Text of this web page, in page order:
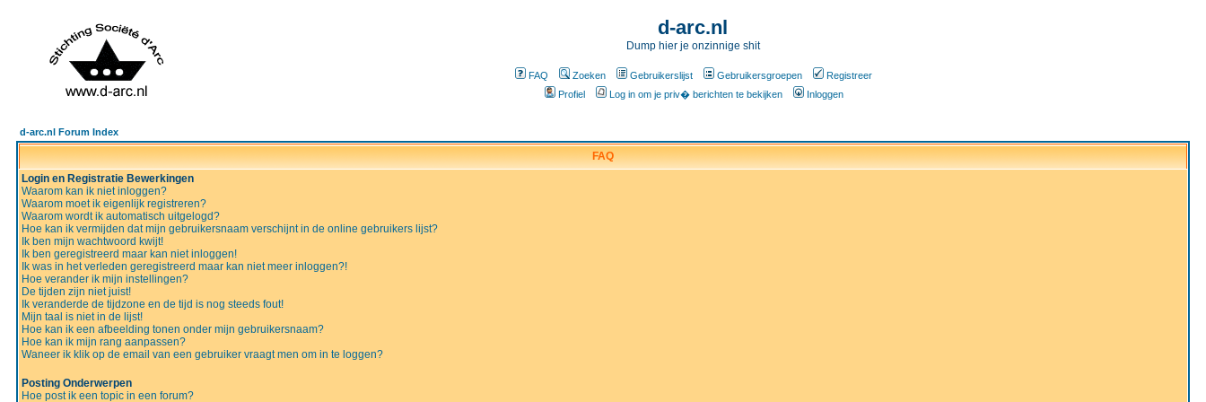
d-arc.nl
Dump hier je onzinnige shit
FAQ Zoeken Gebruikerslijst Gebruikersgroepen
Registreer
Profiel
Log in om je priv� berichten te bekijken Inloggen
d-arc.nl Forum Index
FAQ
Login en Registratie Bewerkingen
Waarom kan ik niet inloggen?
Waarom moet ik eigenlijk registreren?
Waarom wordt ik automatisch uitgelogd?
Hoe kan ik vermijden dat mijn gebruikersnaam verschijnt in de online gebruikers lijst?
Ik ben mijn wachtwoord kwijt!
Ik ben geregistreerd maar kan niet inloggen!
Ik was in het verleden geregistreerd maar kan niet meer inloggen?!
Hoe verander ik mijn instellingen?
De tijden zijn niet juist!
Ik veranderde de tijdzone en de tijd is nog steeds fout!
Mijn taal is niet in de lijst!
Hoe kan ik een afbeelding tonen onder mijn gebruikersnaam?
Hoe kan ik mijn rang aanpassen?
Waneer ik klik op de email van een gebruiker vraagt men om in te loggen?
Posting Onderwerpen
Hoe post ik een topic in een forum?